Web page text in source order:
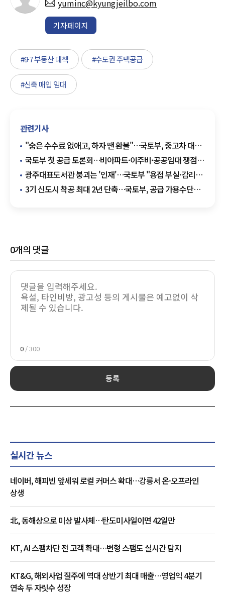
yuminc@kyungjeilbo.com
기자페이지
#9·7 부동산 대책 #수도권 주택공급
#신축 매입 임대
관련기사
"숨은 수수료 없애고, 하자 땐 환불"…국토부, 중고차 대책
발표
국토부 첫 공급 토론회…비아파트·이주비·공공임대 쟁점
부상
광주대표도서관 붕괴는 '인재'…국토부 "용접 부실·감리
소홀 확인"
3기 신도시 착공 최대 2년 단축…국토부, 공급 가용수단
0개의 댓글
0 / 300
등록
실시간 뉴스
네이버, 해피빈 앞세워 로컬 커머스 확대…강릉서 온·오프라인
상생
北, 동해상으로 미상 발사체…탄도미사일이면 42일만
KT, AI 스팸차단 전 고객 확대…변형 스팸도 실시간 탐지
KT&G, 해외사업 질주에 역대 상반기 최대 매출…영업익 4분기
연속 두 자릿수 성장